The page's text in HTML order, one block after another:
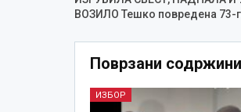
ВОЗИЛО Тешко повредена 73-
Поврзани содржини
ИЗБОР